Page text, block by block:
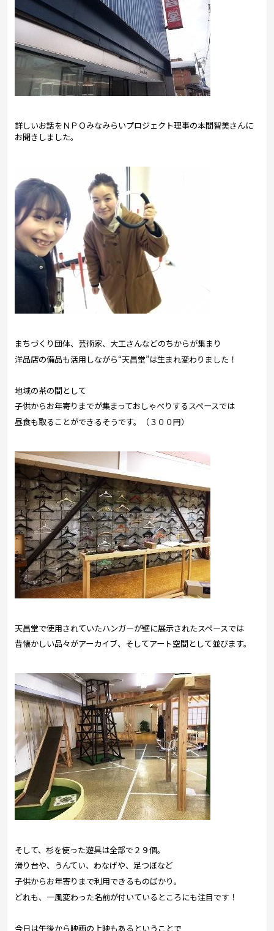
詳しいお話をＮＰＯみなみらいプロジェクト理事の本間智美さんに
お聞きしました。
まちづくり団体、芸術家、大工さんなどのちからが集まり
洋品店の備品も活用しながら“天昌堂”は生まれ変わりました！
地域の茶の間として
子供からお年寄りまでが集まっておしゃべりするスペースでは
昼食も取ることができるそうです。（３００円）
天昌堂で使用されていたハンガーが壁に展示されたスペースでは
昔懐かしい品々がアーカイブ、そしてアート空間として並びます。
そして、杉を使った遊具は全部で２９個。
滑り台や、うんてい、わなげや、足つぼなど
子供からお年寄りまで利用できるものばかり。
どれも、一風変わった名前が付いているところにも注目です！
今日は午後から映画の上映もあるということで